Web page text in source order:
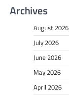
Archives
August 2026
July 2026
June 2026
May 2026
April 2026